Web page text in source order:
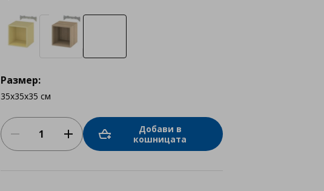
Размер:
35x35x35 см
Добави в
кошницата